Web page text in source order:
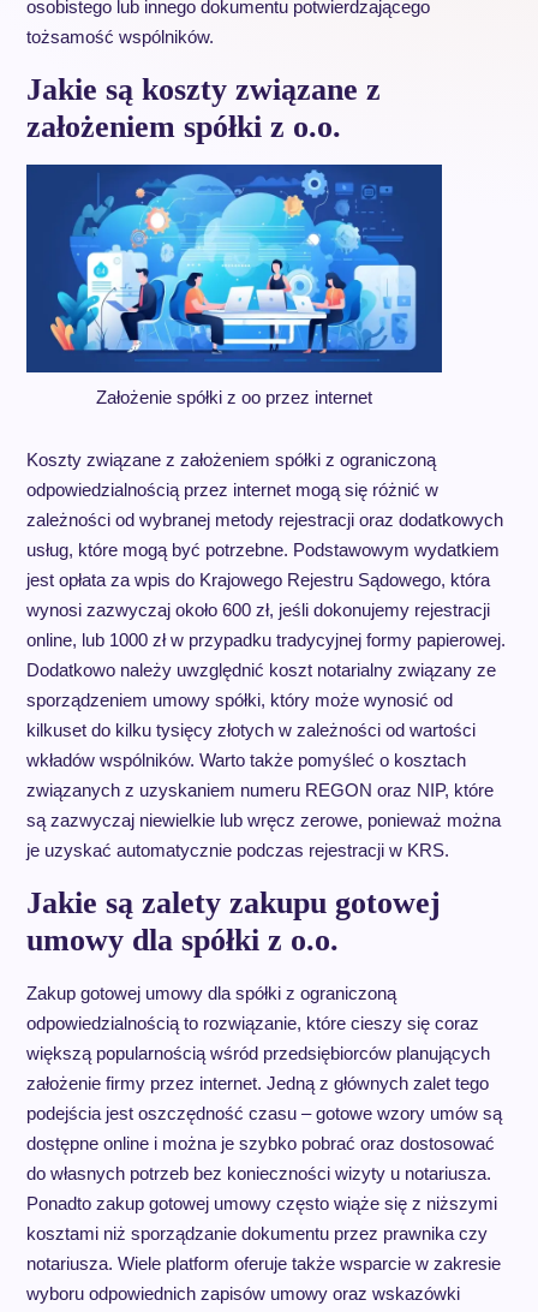
osobistego lub innego dokumentu potwierdzającego
tożsamość wspólników.
Jakie są koszty związane z
założeniem spółki z o.o.
Założenie spółki z oo przez internet
Koszty związane z założeniem spółki z ograniczoną
odpowiedzialnością przez internet mogą się różnić w
zależności od wybranej metody rejestracji oraz dodatkowych
usług, które mogą być potrzebne. Podstawowym wydatkiem
jest opłata za wpis do Krajowego Rejestru Sądowego, która
wynosi zazwyczaj około 600 zł, jeśli dokonujemy rejestracji
online, lub 1000 zł w przypadku tradycyjnej formy papierowej.
Dodatkowo należy uwzględnić koszt notarialny związany ze
sporządzeniem umowy spółki, który może wynosić od
kilkuset do kilku tysięcy złotych w zależności od wartości
wkładów wspólników. Warto także pomyśleć o kosztach
związanych z uzyskaniem numeru REGON oraz NIP, które
są zazwyczaj niewielkie lub wręcz zerowe, ponieważ można
je uzyskać automatycznie podczas rejestracji w KRS.
Jakie są zalety zakupu gotowej
umowy dla spółki z o.o.
Zakup gotowej umowy dla spółki z ograniczoną
odpowiedzialnością to rozwiązanie, które cieszy się coraz
większą popularnością wśród przedsiębiorców planujących
założenie firmy przez internet. Jedną z głównych zalet tego
podejścia jest oszczędność czasu – gotowe wzory umów są
dostępne online i można je szybko pobrać oraz dostosować
do własnych potrzeb bez konieczności wizyty u notariusza.
Ponadto zakup gotowej umowy często wiąże się z niższymi
kosztami niż sporządzanie dokumentu przez prawnika czy
notariusza. Wiele platform oferuje także wsparcie w zakresie
wyboru odpowiednich zapisów umowy oraz wskazówki